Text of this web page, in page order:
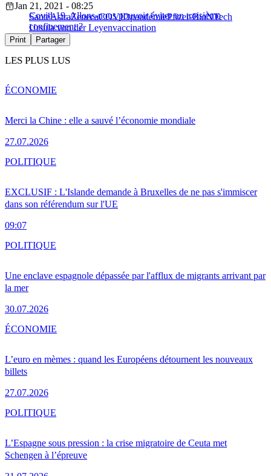
Covid-19. Allons-nous pouvoir éviter un troisième
confinement ?
Jan 21, 2021 - 08:25
SantéAstraZenecaCOVIDpandémiePfizer-BioNTech
Ursula von der Leyenvaccination
Print Partager
LES PLUS LUS
Merci la Chine : elle a sauvé l’économie mondiale
27.07.2026
ÉCONOMIE
EXCLUSIF : L'Islande demande à Bruxelles de ne pas s'immiscer
dans son référendum sur l'UE
09:07
POLITIQUE
Une enclave espagnole dépassée par l'afflux de migrants arrivant par
la mer
30.07.2026
POLITIQUE
L’euro en mèmes : quand les Européens détournent les nouveaux
billets
27.07.2026
ÉCONOMIE
L’Espagne sous pression : la crise migratoire de Ceuta met
Schengen à l’épreuve
POLITIQUE